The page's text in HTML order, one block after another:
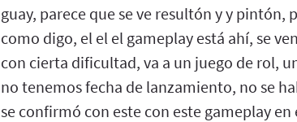
guay, parece que se ve resultón y y
como digo, el el el gameplay está ahí, se
con cierta dificultad, va a un juego de rol,
no tenemos fecha de lanzamiento, no se
se confirmó con este con este gameplay